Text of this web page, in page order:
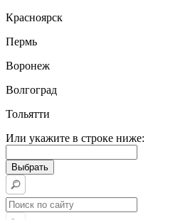
Красноярск
Пермь
Воронеж
Волгоград
Тольятти
Или укажите в строке ниже: